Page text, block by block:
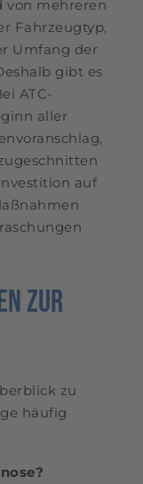
von mehreren
Fahrzeugtyp,
Umfang der
gibt es
ATC-
aller
auf
zur
zu
häufig